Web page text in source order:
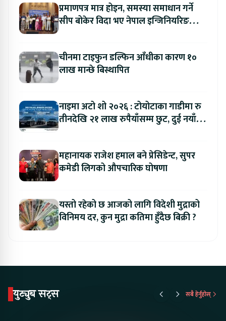
प्रमाणपत्र मात्र होइन, समस्या समाधान गर्ने
सीप बोकेर विदा भए नेपाल इन्जिनियरिङ
चीनमा टाइफुन डल्फिन आँधीका कारण १०
लाख मान्छे बिस्थापित
नाइमा अटो शो २०२६ : टोयोटाका गाडीमा रु
तीनदेखि २१ लाख रुपैयाँसम्म छुट, दुई नयाँ
महानायक राजेश हमाल बने प्रेसिडेन्ट, सुपर
कमेडी लिगको औपचारिक घोषणा
यस्तो रहेको छ आजको लागि विदेशी मुद्राको
विनिमय दर, कुन मुद्रा कतिमा हुँदैछ बिक्री ?
युट्युब सट्स सबै हेर्नुहोस्